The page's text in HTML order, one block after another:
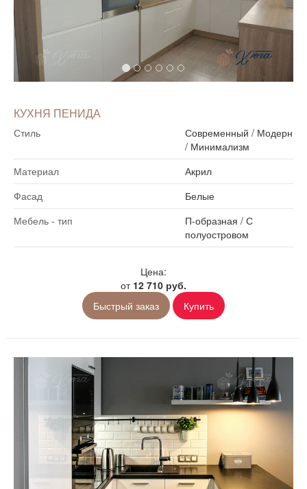
КУХНЯ ПЕНИДА
Стиль Современный / Модерн
/ Минимализм
Материал
Акрил
Фасад
Белые
Мебель - тип
П-образная / С
полуостровом
Цена:
от 12 710 руб.
Быстрый заказ
Купить